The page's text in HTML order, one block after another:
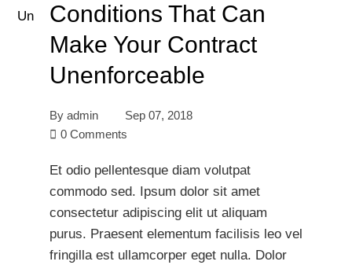
Conditions That Can
Make Your Contract
Unenforceable
By admin
Sep 07, 2018
0 Comments
Et odio pellentesque diam volutpat
commodo sed. Ipsum dolor sit amet
consectetur adipiscing elit ut aliquam
purus. Praesent elementum facilisis leo vel
fringilla est ullamcorper eget nulla. Dolor